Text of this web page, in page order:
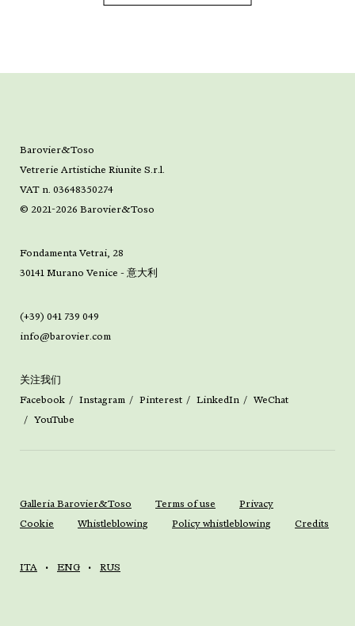
Barovier&Toso
Vetrerie Artistiche Riunite S.r.l.
VAT n. 03648350274
© 2021-2026 Barovier&Toso
Fondamenta Vetrai, 28
30141 Murano Venice - 意大利
(+39) 041 739 049
info@barovier.com
关注我们
Facebook
Instagram Pinterest LinkedIn
WeChat
YouTube
Galleria Barovier&Toso Terms of use
Privacy
Cookie
Whistleblowing Policy whistleblowing Credits
ITA ENG RUS